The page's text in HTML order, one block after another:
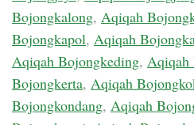
Bojongkalong, Aqiqah
Bojongkapol, Aqiqah
Aqiqah Bojongkeding, Aqiqah
Bojongkerta, Aqiqah
Bojongkondang, Aqiqah